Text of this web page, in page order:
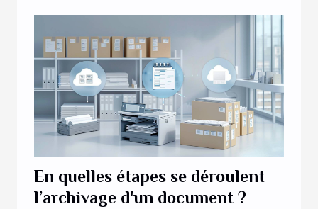
En quelles étapes se déroulent
l’archivage d'un document ?